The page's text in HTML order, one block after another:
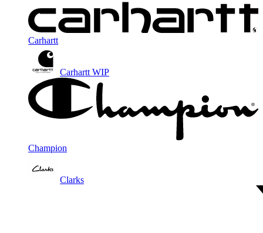
Carhartt
Carhartt WIP
Champion
Clarks